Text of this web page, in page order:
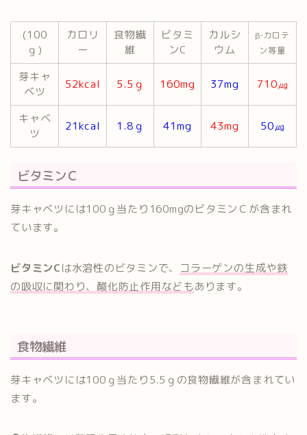
(100
ｇ)
カロリ
ー
食物繊
維
ビタミ
ンC
カルシ
ウム
β‐カロテ
ン等量
芽キャ
ベツ
52kcal 5.5ｇ 160mg 37mg 710㎍
キャベ
ツ
21kcal 1.8ｇ 41mg 43mg 50㎍
ビタミンＣ
芽キャベツには100ｇ当たり160mgのビタミンＣが含まれ
ています。
ビタミンCは水溶性のビタミンで、 コラーゲンの生成や鉄
の吸収に関わり、酸化防止作用などもあります。
食物繊維
芽キャベツには100ｇ当たり5.5ｇの食物繊維が含まれてい
ます。